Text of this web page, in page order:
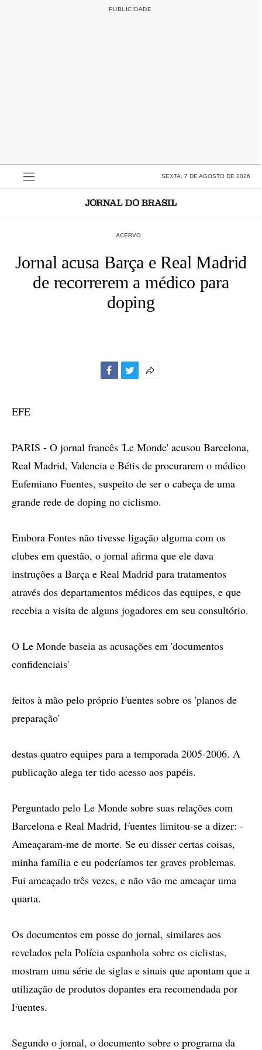
SEXTA, 7 DE AGOSTO DE 2026
ACERVO
Jornal acusa Barça e Real Madrid
de recorrerem a médico para
doping
EFE
PARIS - O jornal francês 'Le Monde' acusou Barcelona,
Real Madrid, Valencia e Bétis de procurarem o médico
Eufemiano Fuentes, suspeito de ser o cabeça de uma
grande rede de doping no ciclismo.
Embora Fontes não tivesse ligação alguma com os
clubes em questão, o jornal afirma que ele dava
instruções a Barça e Real Madrid para tratamentos
através dos departamentos médicos das equipes, e que
recebia a visita de alguns jogadores em seu consultório.
O Le Monde baseia as acusações em 'documentos
confidenciais'
feitos à mão pelo próprio Fuentes sobre os 'planos de
preparação'
destas quatro equipes para a temporada 2005-2006. A
publicação alega ter tido acesso aos papéis.
Perguntado pelo Le Monde sobre suas relações com
Barcelona e Real Madrid, Fuentes limitou-se a dizer: -
Ameaçaram-me de morte. Se eu disser certas coisas,
minha família e eu poderíamos ter graves problemas.
Fui ameaçado três vezes, e não vão me ameaçar uma
quarta.
Os documentos em posse do jornal, similares aos
revelados pela Polícia espanhola sobre os ciclistas,
mostram uma série de siglas e sinais que apontam que a
utilização de produtos dopantes era recomendada por
Fuentes.
Segundo o jornal, o documento sobre o programa da